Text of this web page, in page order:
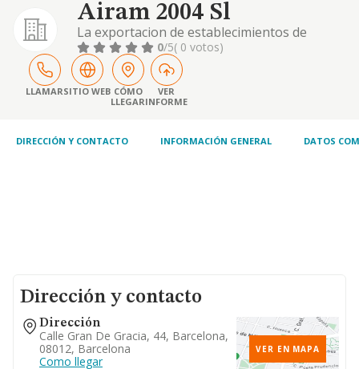
Airam 2004 Sl
La exportacion de establecimientos de
hosteleria
0/5( 0 votos)
LLAMARSITIO WEB CÓMO
LLEGAR
VER
INFORME
DIRECCIÓN Y CONTACTO INFORMACIÓN GENERAL DATOS
Dirección y contacto
Dirección
Calle Gran De Gracia, 44, Barcelona,
08012, Barcelona
Como llegar
VER EN MAPA